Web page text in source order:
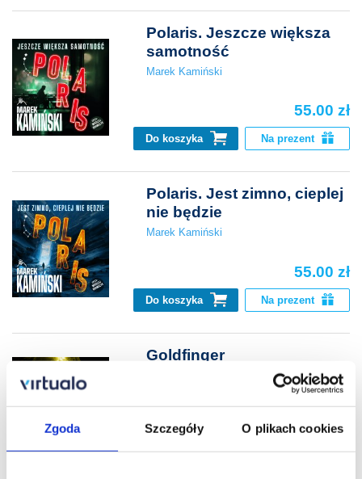
Zgoda Szczegóły O plikach cookies
Polaris. Jeszcze większa
samotność
Marek Kamiński
55.00 zł
Do koszyka Na prezent
Polaris. Jest zimno, cieplej
nie będzie
Marek Kamiński
55.00 zł
Do koszyka Na prezent
Goldfinger
54.90 zł
Do koszyka Na prezent